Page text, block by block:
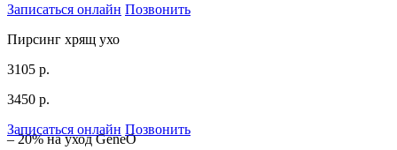
– 20% на уход GeneO
Записаться онлайн Позвонить
Пирсинг хрящ ухо
3105 р.
3450 р.
Записаться онлайн Позвонить